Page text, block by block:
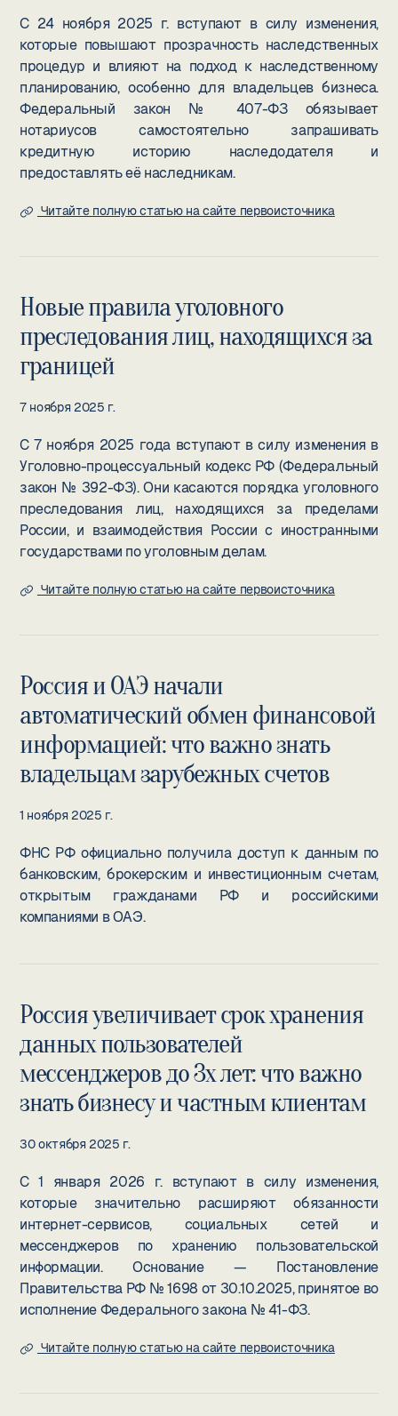
С 24 ноября 2025 г. вступают в силу изменения,
которые повышают прозрачность наследственных
процедур и влияют на подход к наследственному
планированию, особенно для владельцев бизнеса.
Федеральный закон № 407-ФЗ обязывает
нотариусов самостоятельно запрашивать
кредитную историю наследодателя и
предоставлять её наследникам.
Читайте полную статью на сайте первоисточника
Новые правила уголовного
преследования лиц, находящихся за
границей
7 ноября 2025 г.
С 7 ноября 2025 года вступают в силу изменения в
Уголовно-процессуальный кодекс РФ (Федеральный
закон № 392-ФЗ). Они касаются порядка уголовного
преследования лиц, находящихся за пределами
России, и взаимодействия России с иностранными
государствами по уголовным делам.
Читайте полную статью на сайте первоисточника
Россия и ОАЭ начали
автоматический обмен финансовой
информацией: что важно знать
владельцам зарубежных счетов
1 ноября 2025 г.
ФНС РФ официально получила доступ к данным по
банковским, брокерским и инвестиционным счетам,
открытым гражданами РФ и российскими
компаниями в ОАЭ.
Россия увеличивает срок хранения
данных пользователей
мессенджеров до 3х лет: что важно
знать бизнесу и частным клиентам
30 октября 2025 г.
С 1 января 2026 г. вступают в силу изменения,
которые значительно расширяют обязанности
интернет-сервисов, социальных сетей и
мессенджеров по хранению пользовательской
информации. Основание — Постановление
Правительства РФ № 1698 от 30.10.2025, принятое во
исполнение Федерального закона № 41-ФЗ.
Читайте полную статью на сайте первоисточника